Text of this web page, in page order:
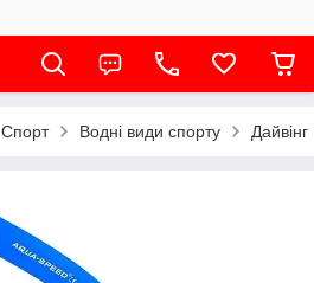
Спорт Водні види спорту Дайвінг